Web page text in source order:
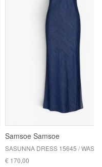
Samsoe Samsoe
€ 170,00